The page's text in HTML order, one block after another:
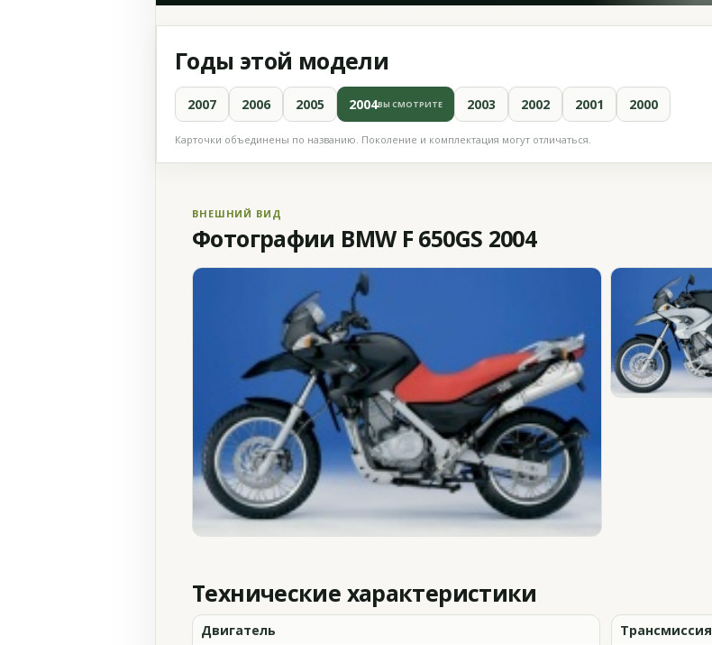
Годы этой модели
2007 2006 2005 2004ВЫ СМОТРИТЕ 2003 2002 2001 2000
Карточки объединены по названию. Поколение и комплектация могут отличаться.
ВНЕШНИЙ ВИД
Фотографии BMW F 650GS 2004
Технические характеристики
Двигатель
Трансмиссия